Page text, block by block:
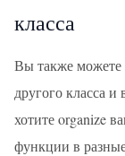
класса
Вы также можете
другого класса и
хотите organize
функции в